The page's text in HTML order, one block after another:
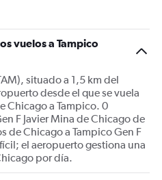
vuelos a Tampico
situado a 1,5 km del
desde el que se vuela
Chicago a Tampico. 0
F Javier Mina de Chicago de
de Chicago a Tampico Gen F
el aeropuerto gestiona una
por día.